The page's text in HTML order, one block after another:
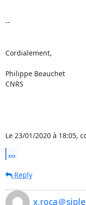
--
Cordialement,
Philippe Beauchet
CNRS
Le 23/01/2020 à 18:05,
...
Reply
x.roca＠